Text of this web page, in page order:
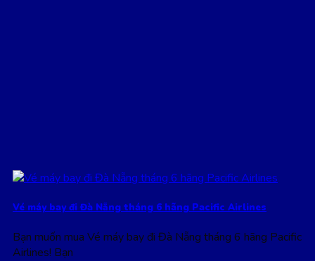
Vé máy bay đi Đà Nẵng tháng 6 hãng Pacific Airlines
Bạn muốn mua Vé máy bay đi Đà Nẵng tháng 6 hãng Pacific
Airlines! Bạn